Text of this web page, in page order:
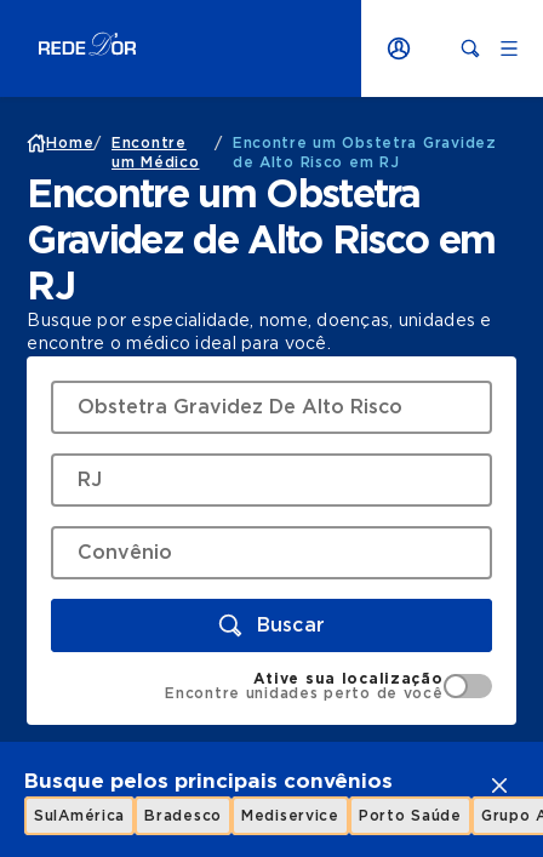
Home/
Encontre
um Médico
/
Encontre um Obstetra Gravidez
de Alto Risco em RJ
Encontre um Obstetra
Gravidez de Alto Risco em
RJ
Busque por especialidade, nome, doenças, unidades e
encontre o médico ideal para você.
Buscar
Ative sua localização
Encontre unidades perto de você
Busque pelos principais convênios
SulAmérica Bradesco Mediservice Porto Saúde Grupo